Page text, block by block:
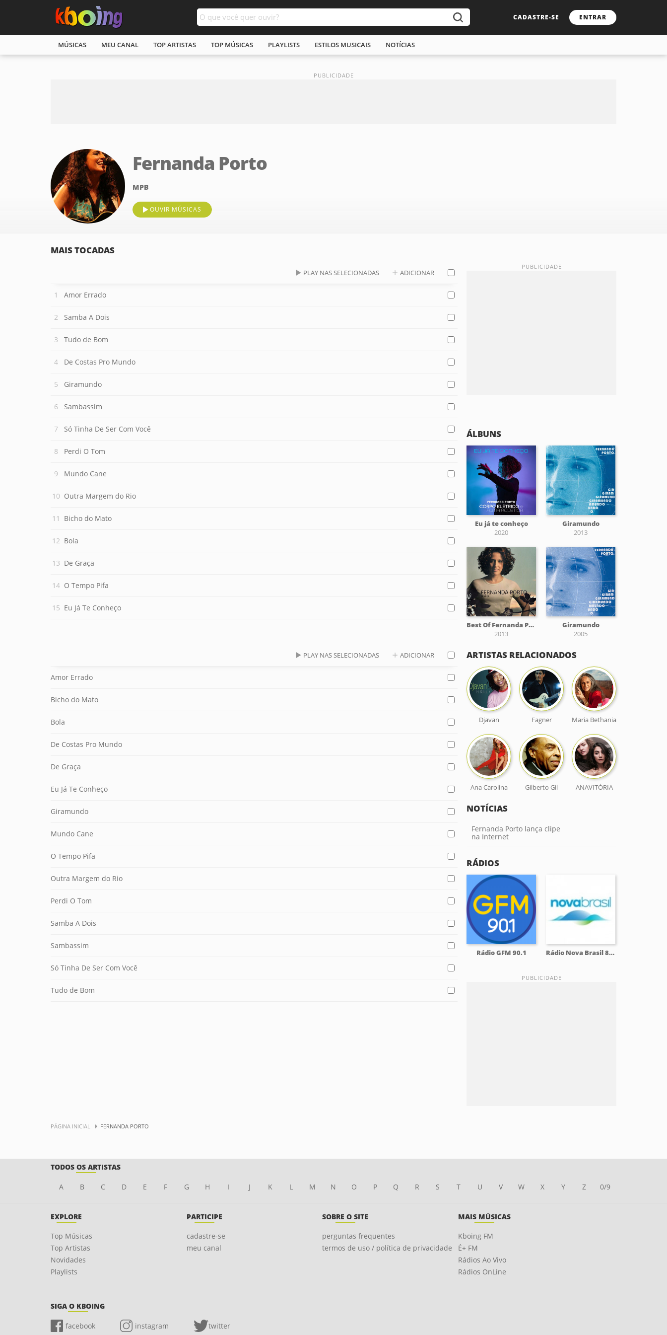
CADASTRE-SE ENTRAR
MÚSICAS MEU CANAL TOP ARTISTAS TOP MÚSICAS PLAYLISTS ESTILOS MUSICAIS NOTÍCIAS
Fernanda Porto
MPB
OUVIR MÚSICAS
MAIS TOCADAS
PLAY NAS SELECIONADAS ADICIONAR
Amor Errado
Samba A Dois
Tudo de Bom
De Costas Pro Mundo
Giramundo
Sambassim
Só Tinha De Ser Com Você
Perdi O Tom
Mundo Cane
Outra Margem do Rio
Bicho do Mato
Bola
De Graça
O Tempo Pifa
Eu Já Te Conheço
PLAY NAS SELECIONADAS ADICIONAR
Amor Errado
Bicho do Mato
Bola
De Costas Pro Mundo
De Graça
Eu Já Te Conheço
Giramundo
Mundo Cane
O Tempo Pifa
Outra Margem do Rio
Perdi O Tom
Samba A Dois
Sambassim
Só Tinha De Ser Com Você
Tudo de Bom
ÁLBUNS
Eu já te conheço
2020
Giramundo
2013
Best Of Fernanda Porto
2013
Giramundo
2005
ARTISTAS RELACIONADOS
Djavan Fagner Maria Bethania
Ana Carolina Gilberto Gil ANAVITÓRIA
NOTÍCIAS
Fernanda Porto lança clipe
na Internet
RÁDIOS
Rádio GFM 90.1 Rádio Nova Brasil 89.7 FM
PÁGINA INICIAL FERNANDA PORTO
TODOS OS ARTISTAS
A B C D E F G H I J K L M N O P Q R S T U V W X Y Z 0/9
EXPLORE
Top Músicas
Top Artistas
Novidades
Playlists
PARTICIPE
cadastre-se
meu canal
SOBRE O SITE
perguntas frequentes
termos de uso / política de privacidade
MAIS MÚSICAS
Kboing FM
É+ FM
Rádios Ao Vivo
Rádios OnLine
SIGA O KBOING
facebook instagram twitter